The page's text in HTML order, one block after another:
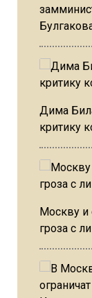
Дима
критику
Москву и
гроза с